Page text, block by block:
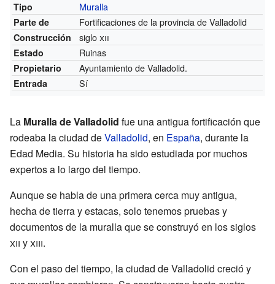
Tipo
Muralla
Parte de Fortificaciones de la provincia de Valladolid
Construcción sigloxii
Estado Ruinas
Propietario Ayuntamiento de Valladolid.
Entrada Sí
La Muralla de Valladolid fue una antigua fortificación que
rodeaba la ciudad deValladolid, en España, durante la
Edad Media. Su historia ha sido estudiada por muchos
expertos a lo largo del tiempo.
Aunque se habla de una primera cerca muy antigua,
hecha de tierra y estacas, solo tenemos pruebas y
documentos de la muralla que se construyó en los siglos
xii yxiii.
Con el paso del tiempo, la ciudad de Valladolid creció y